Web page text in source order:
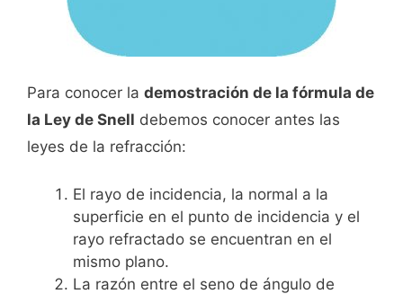
Para conocer la demostración de la fórmula de
la Ley de Snell debemos conocer antes las
leyes de la refracción:
El rayo de incidencia, la normal a la
superficie en el punto de incidencia y el
rayo refractado se encuentran en el
mismo plano.
La razón entre el seno de ángulo de